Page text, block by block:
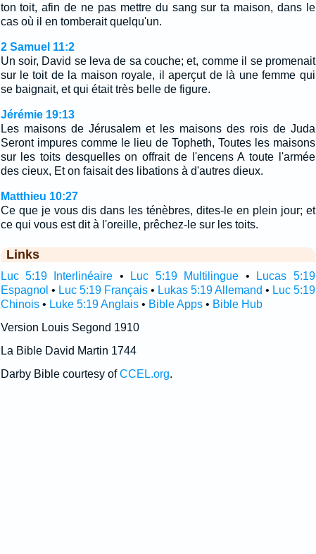
ton toit, afin de ne pas mettre du sang sur ta maison, dans le
cas où il en tomberait quelqu'un.
2 Samuel 11:2
Un soir, David se leva de sa couche; et, comme il se promenait
sur le toit de la maison royale, il aperçut de là une femme qui
se baignait, et qui était très belle de figure.
Jérémie 19:13
Les maisons de Jérusalem et les maisons des rois de Juda
Seront impures comme le lieu de Topheth, Toutes les maisons
sur les toits desquelles on offrait de l'encens A toute l'armée
des cieux, Et on faisait des libations à d'autres dieux.
Matthieu 10:27
Ce que je vous dis dans les ténèbres, dites-le en plein jour; et
ce qui vous est dit à l'oreille, prêchez-le sur les toits.
Links
Luc 5:19 Interlinéaire • Luc 5:19 Multilingue •
Lucas 5:19
Espagnol • Luc 5:19 Français• Lukas 5:19 Allemand • Luc 5:19
Chinois• Luke 5:19 Anglais• Bible Apps• Bible Hub
Version Louis Segond 1910
La Bible David Martin 1744
Darby Bible courtesy ofCCEL.org.